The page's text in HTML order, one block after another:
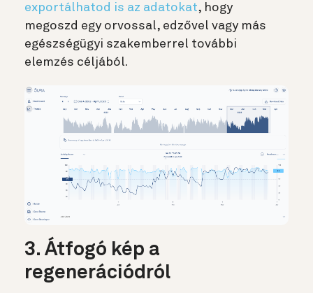
exportálhatod is az adatokat, hogy
megoszd egy orvossal, edzővel vagy más
egészségügyi szakemberrel további
elemzés céljából.
3. Átfogó kép a
regenerációdról